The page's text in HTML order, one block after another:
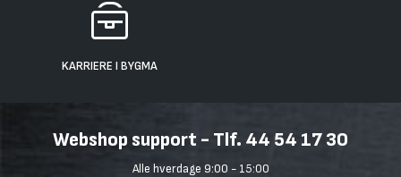
KARRIERE I BYGMA
Webshop support - Tlf. 44 54 17 30
Alle hverdage 9:00 - 15:00